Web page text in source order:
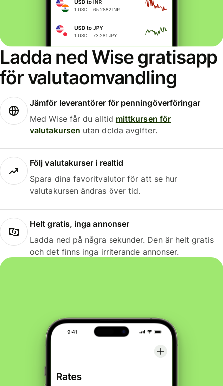
Ladda ned Wise gratisapp
för valutaomvandling
Jämför leverantörer för penningöverföringar
Med Wise får du alltid mittkursen för
valutakursen utan dolda avgifter.
Följ valutakurser i realtid
Spara dina favoritvalutor för att se hur
valutakursen ändras över tid.
Helt gratis, inga annonser
Ladda ned på några sekunder. Den är helt gratis
och det finns inga irriterande annonser.